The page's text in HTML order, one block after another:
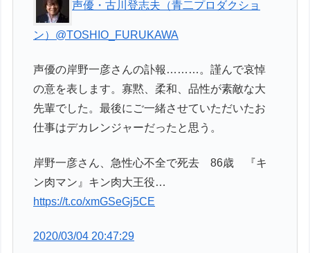
声優・古川登志夫（青二プロダクショ
ン） @TOSHIO_FURUKAWA
声優の岸野一彦さんの訃報………。謹んで哀悼
の意を表します。寡黙、柔和、品性が素敵な大
先輩でした。最後にご一緒させていただいたお
仕事はデカレンジャーだったと思う。
岸野一彦さん、急性心不全で死去 86歳 『キ
ン肉マン』キン肉大王役…
https://t.co/xmGSeGj5CE
2020/03/04 20:47:29